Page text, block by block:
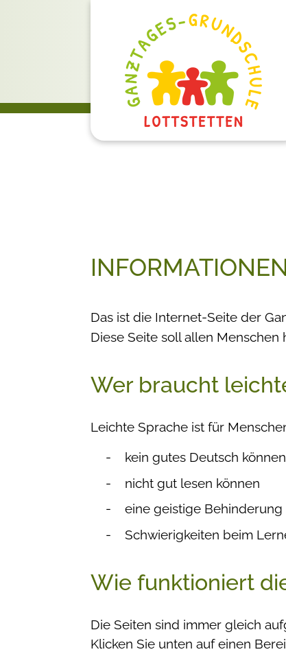
Das ist die Internet-Seite der
Diese Seite soll allen Menschen
Wer braucht
Leichte Sprache ist für
kein gutes Deutsch können
nicht gut lesen können
eine geistige Behinderung
Schwierigkeiten beim
Wie funktioniert
Die Seiten sind immer gleich
Klicken Sie unten auf einen